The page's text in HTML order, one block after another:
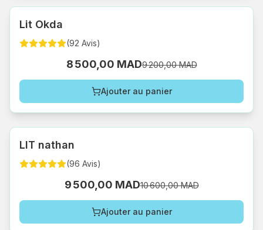
Lit Okda
(92 Avis)
8 500,00 MAD9 200,00 MAD
Ajouter au panier
LIT nathan
(96 Avis)
9 500,00 MAD10 600,00 MAD
Ajouter au panier